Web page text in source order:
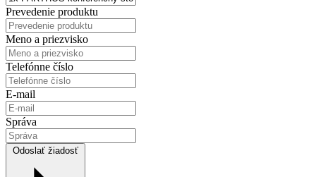
Prevedenie produktu
Meno a priezvisko
Telefónne číslo
E-mail
Správa
Odoslať žiadosť